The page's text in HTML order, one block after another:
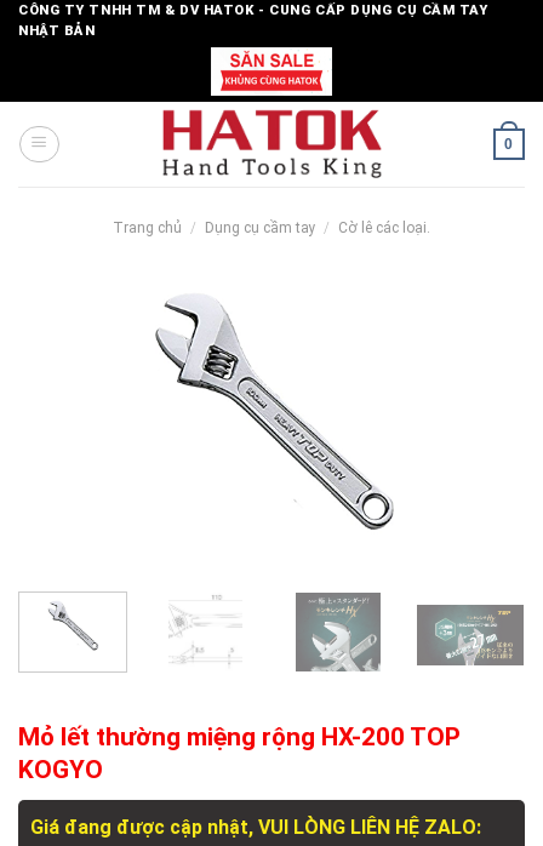
SkipCÔNG TY TNHH TM & DV HATOK - CUNG CẤP DỤNG CỤ CẦM TAY
NHẬT BẢN
0
Trang chủ / Dụng cụ cầm tay / Cờ lê các loại.
Mỏ lết thường miệng rộng HX-200 TOP
KOGYO
Giá đang được cập nhật, VUI LÒNG LIÊN HỆ ZALO: